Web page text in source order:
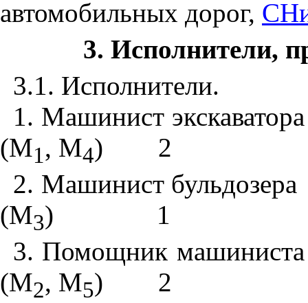
автомобильных дорог,
3. Исполнители,
3.1. Исполнители.
1. Машинист экскаватора
(М1, М4)
2
2. Машинист бульдозера
(М3)
1
3. Помощник машиниста
(М2, М5)
2